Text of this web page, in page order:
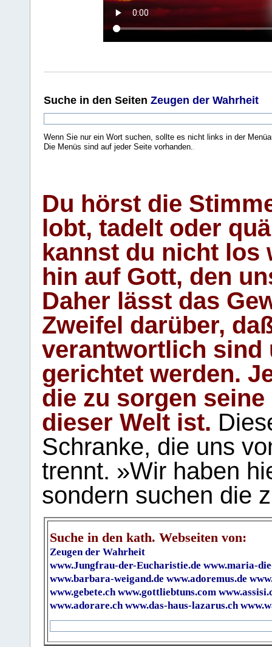
Suche in den Seiten Zeugen der Wahrheit
Wenn Sie nur ein Wort suchen, sollte es nicht links in der
Die Menüs sind auf jeder Seite vorhanden.
Du hörst die
lobt, tadelt oder
kannst du nicht los
hin auf Gott, den
Daher lässt das
Zweifel darüber,
verantwortlich sind
gerichtet werden.
die zu sorgen
dieser Welt ist.
Schranke, die uns
trennt. »Wir haben
sondern suchen die
Suche in den kath. Webseiten von:
Zeugen der Wahrheit
www.Jungfrau-der-Eucharistie.de www.maria-
www.barbara-weigand.de www.adoremus.de
www.gebete.ch www.gottliebtuns.com
www.adorare.ch www.das-haus-lazarus.ch